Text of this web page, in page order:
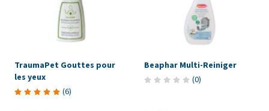
TraumaPet Gouttes pour
les yeux
(6)
Beaphar Multi-Reiniger
(0)